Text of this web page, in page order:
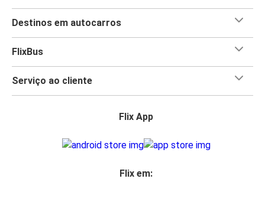
Destinos em autocarros
FlixBus
Serviço ao cliente
Flix App
Flix em: